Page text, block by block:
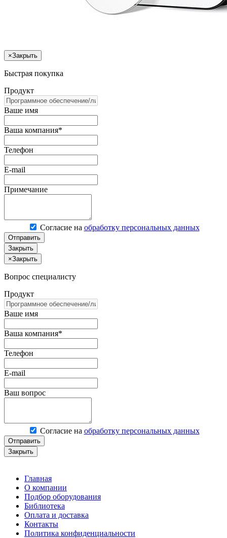
×Закрыть
Быстрая покупка
Продукт
Ваше имя
Ваша компания*
Телефон
E-mail
Примечание
Согласие на обработку персональных данных
Отправить
Закрыть
×Закрыть
Вопрос специалисту
Продукт
Ваше имя
Ваша компания*
Телефон
E-mail
Ваш вопрос
Согласие на обработку персональных данных
Отправить
Закрыть
Главная
О компании
Подбор оборудования
Библиотека
Оплата и доставка
Контакты
Политика конфиденциальности